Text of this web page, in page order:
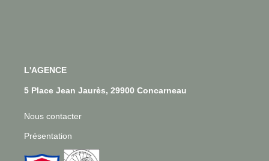
L'AGENCE
5 Place Jean Jaurès, 29900 Concarneau
Nous contacter
Présentation